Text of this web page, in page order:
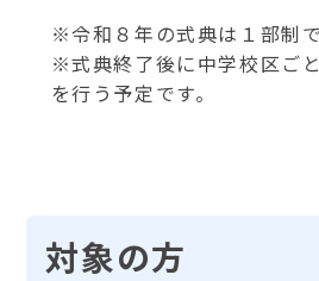
※令和８年の式典は１部制で
※式典終了後に中学校区ご
を行う予定です。
対象の方